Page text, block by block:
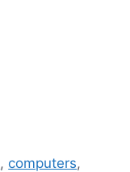
, computers,